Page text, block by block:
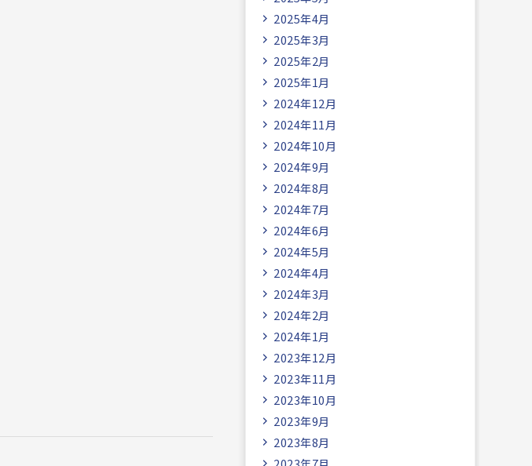
2025年4月
2025年3月
2025年2月
2025年1月
2024年12月
2024年11月
2024年10月
2024年9月
2024年8月
2024年7月
2024年6月
2024年5月
2024年4月
2024年3月
2024年2月
2024年1月
2023年12月
2023年11月
2023年10月
2023年9月
2023年8月